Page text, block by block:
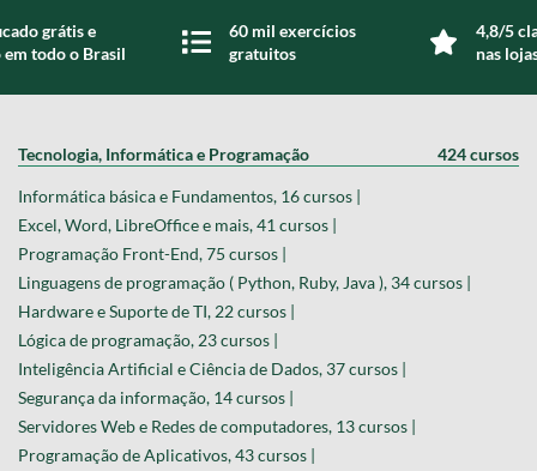
grátis e
todo o Brasil
60 mil exercícios
gratuitos
4,8/5
nas
Tecnologia, Informática e Programação 424 cursos
Informática básica e Fundamentos, 16 cursos |
Excel, Word, LibreOffice e mais, 41 cursos |
Programação Front-End, 75 cursos |
Linguagens de programação ( Python, Ruby, Java ), 34 cursos |
Hardware e Suporte de TI, 22 cursos |
Lógica de programação, 23 cursos |
Inteligência Artificial e Ciência de Dados, 37 cursos |
Segurança da informação, 14 cursos |
Servidores Web e Redes de computadores, 13 cursos |
Programação de Aplicativos, 43 cursos |